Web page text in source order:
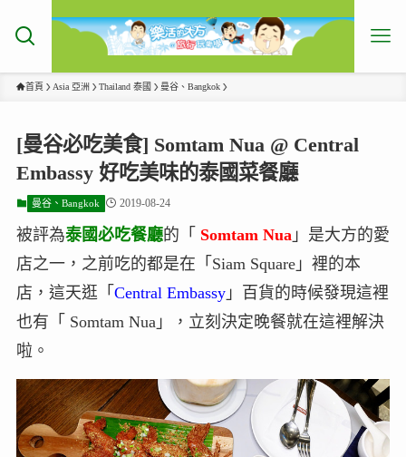
首頁 Asia 亞洲 Thailand 泰國 曼谷、Bangkok
[曼谷必吃美食] Somtam Nua @ Central
Embassy 好吃美味的泰國菜餐廳
曼谷、Bangkok 2019-08-24
被評為泰國必吃餐廳的「 Somtam Nua」是大方的愛
店之一，之前吃的都是在「Siam Square」裡的本
店，這天逛「 Central Embassy」百貨的時候發現這裡
也有「 Somtam Nua」，立刻決定晚餐就在這裡解決
啦。